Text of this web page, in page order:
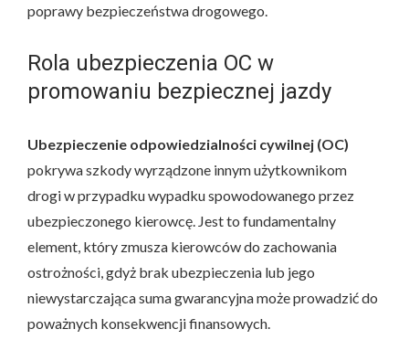
poprawy bezpieczeństwa drogowego.
Rola ubezpieczenia OC w
promowaniu bezpiecznej jazdy
Ubezpieczenie odpowiedzialności cywilnej (OC)
pokrywa szkody wyrządzone innym użytkownikom
drogi w przypadku wypadku spowodowanego przez
ubezpieczonego kierowcę. Jest to fundamentalny
element, który zmusza kierowców do zachowania
ostrożności, gdyż brak ubezpieczenia lub jego
niewystarczająca suma gwarancyjna może prowadzić do
poważnych konsekwencji finansowych.